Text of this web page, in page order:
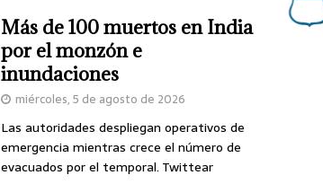
Más de 100 muertos en India
por el monzón e
inundaciones
miércoles, 5 de agosto de 2026
Las autoridades despliegan operativos de
emergencia mientras crece el número de
evacuados por el temporal. Twittear